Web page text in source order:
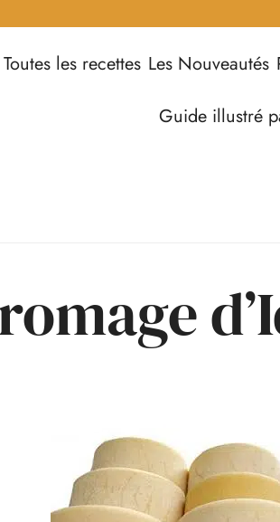
Toutes les recettes Les Nouveautés
Guide illustré